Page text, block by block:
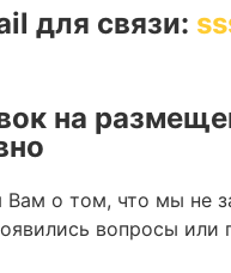
для связи:
на
о том, что мы не
вопросы